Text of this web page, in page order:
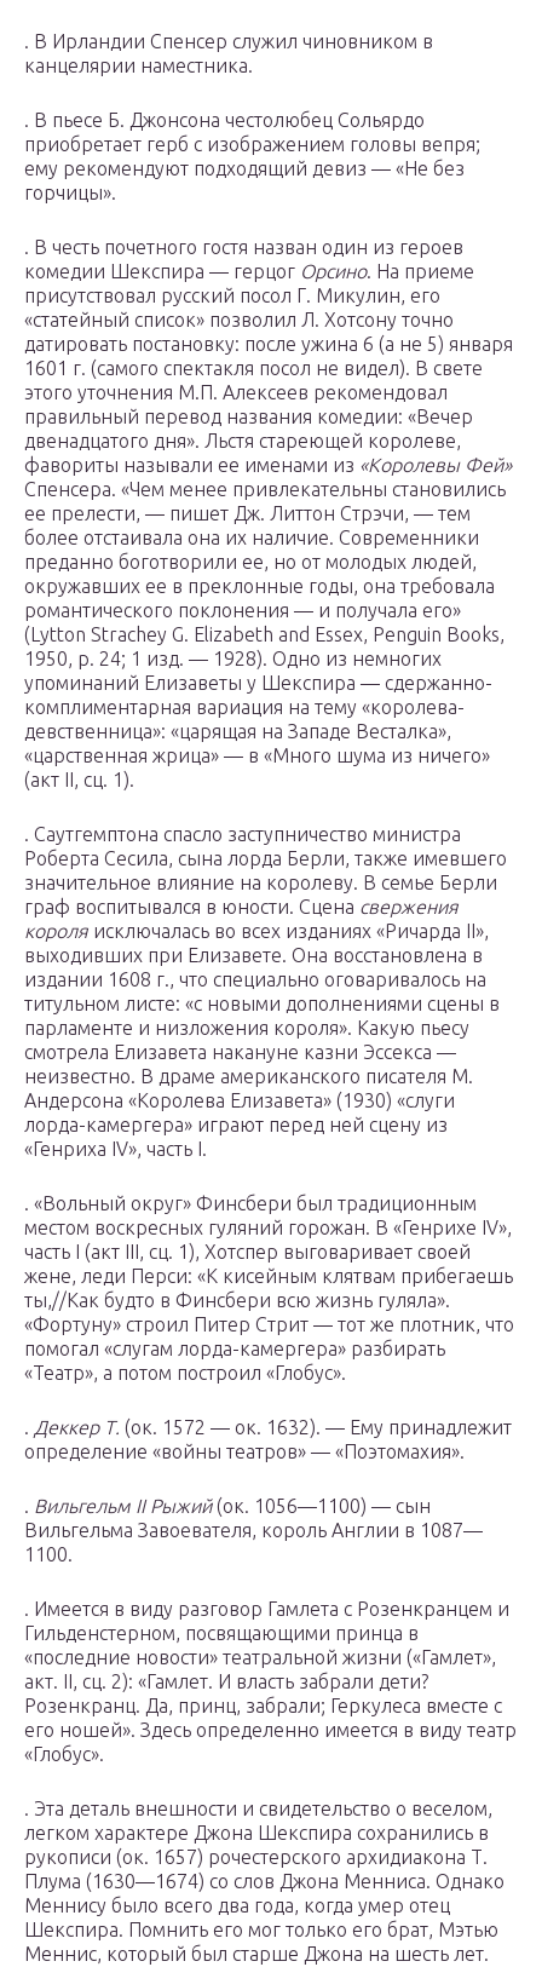
. В Ирландии Спенсер служил чиновником в
канцелярии наместника.
. В пьесе Б. Джонсона честолюбец Сольярдо
приобретает герб с изображением головы вепря;
ему рекомендуют подходящий девиз — «Не без
горчицы».
. В честь почетного гостя назван один из героев
комедии Шекспира — герцог Орсино. На приеме
присутствовал русский посол Г. Микулин, его
«статейный список» позволил Л. Хотсону точно
датировать постановку: после ужина 6 (а не 5) января
1601 г. (самого спектакля посол не видел). В свете
этого уточнения М.П. Алексеев рекомендовал
правильный перевод названия комедии: «Вечер
двенадцатого дня». Льстя стареющей королеве,
фавориты называли ее именами из «Королевы Фей»
Спенсера. «Чем менее привлекательны становились
ее прелести, — пишет Дж. Литтон Стрэчи, — тем
более отстаивала она их наличие. Современники
преданно боготворили ее, но от молодых людей,
окружавших ее в преклонные годы, она требовала
романтического поклонения — и получала его»
(Lytton Strachey G. Elizabeth and Essex, Penguin Books,
1950, p. 24; 1 изд. — 1928). Одно из немногих
упоминаний Елизаветы у Шекспира — сдержанно-
комплиментарная вариация на тему «королева-
девственница»: «царящая на Западе Весталка»,
«царственная жрица» — в «Много шума из ничего»
(акт II, сц. 1).
. Саутгемптона спасло заступничество министра
Роберта Сесила, сына лорда Берли, также имевшего
значительное влияние на королеву. В семье Берли
граф воспитывался в юности. Сцена свержения
короля исключалась во всех изданиях «Ричарда II»,
выходивших при Елизавете. Она восстановлена в
издании 1608 г., что специально оговаривалось на
титульном листе: «с новыми дополнениями сцены в
парламенте и низложения короля». Какую пьесу
смотрела Елизавета накануне казни Эссекса —
неизвестно. В драме американского писателя М.
Андерсона «Королева Елизавета» (1930) «слуги
лорда-камергера» играют перед ней сцену из
«Генриха IV», часть I.
. «Вольный округ» Финсбери был традиционным
местом воскресных гуляний горожан. В «Генрихе IV»,
часть I (акт III, сц. 1), Хотспер выговаривает своей
жене, леди Перси: «К кисейным клятвам прибегаешь
ты,//Как будто в Финсбери всю жизнь гуляла».
«Фортуну» строил Питер Стрит — тот же плотник, что
помогал «слугам лорда-камергера» разбирать
«Театр», а потом построил «Глобус».
. Деккер Т. (ок. 1572 — ок. 1632). — Ему принадлежит
определение «войны театров» — «Поэтомахия».
. Вильгельм II Рыжий(ок. 1056—1100) — сын
Вильгельма Завоевателя, король Англии в 1087—
1100.
. Имеется в виду разговор Гамлета с Розенкранцем и
Гильденстерном, посвящающими принца в
«последние новости» театральной жизни («Гамлет»,
акт. II, сц. 2): «Гамлет. И власть забрали дети?
Розенкранц. Да, принц, забрали; Геркулеса вместе с
его ношей». Здесь определенно имеется в виду театр
«Глобус».
. Эта деталь внешности и свидетельство о веселом,
легком характере Джона Шекспира сохранились в
рукописи (ок. 1657) рочестерского архидиакона Т.
Плума (1630—1674) со слов Джона Менниса. Однако
Меннису было всего два года, когда умер отец
Шекспира. Помнить его мог только его брат, Мэтью
Меннис, который был старше Джона на шесть лет.